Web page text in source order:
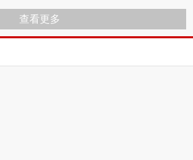
查看更多